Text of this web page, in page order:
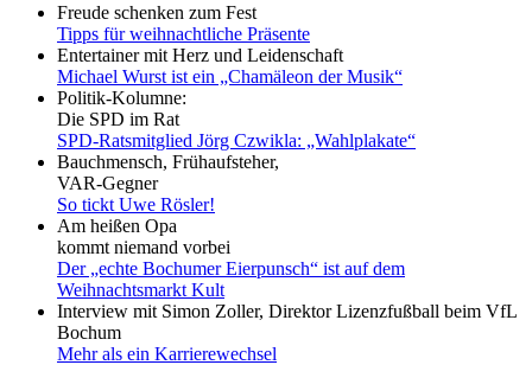
Freude schenken zum Fest
Tipps für weihnachtliche Präsente
Entertainer mit Herz und Leidenschaft
Michael Wurst ist ein „Chamäleon der Musik“
Politik-Kolumne:
Die SPD im Rat
SPD-Ratsmitglied Jörg Czwikla: „Wahlplakate“
Bauchmensch, Frühaufsteher,
VAR-Gegner
So tickt Uwe Rösler!
Am heißen Opa
kommt niemand vorbei
Der „echte Bochumer Eierpunsch“ ist auf dem
Weihnachtsmarkt Kult
Interview mit Simon Zoller, Direktor Lizenzfußball beim VfL
Bochum
Mehr als ein Karrierewechsel